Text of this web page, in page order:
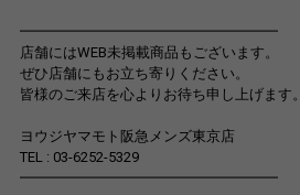
━━━━━━━━━━━━━━━━━━
店舗にはWEB未掲載商品もございます。
ぜひ店舗にもお立ち寄りください。
皆様のご来店を心よりお待ち申し上げます。
ヨウジヤマモト阪急メンズ東京店
TEL : 03-6252-5329
━━━━━━━━━━━━━━━━━━